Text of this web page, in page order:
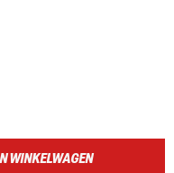
WINKELWAGEN